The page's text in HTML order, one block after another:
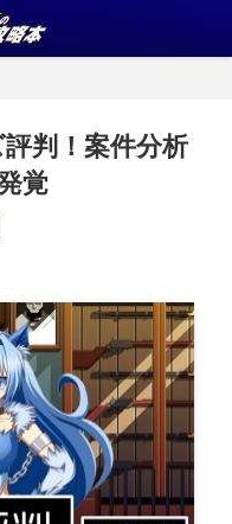
評判！案件分析
覚